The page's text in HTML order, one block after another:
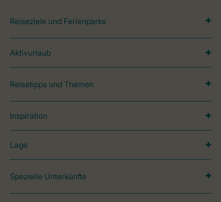
Reiseziele und Ferienparks
Aktivurlaub
Reisetipps und Themen
Inspiration
Lage
Spezielle Unterkünfte